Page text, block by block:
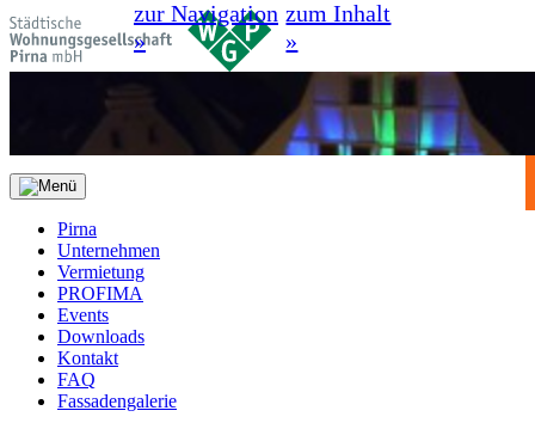
zur Navigation
»
zum Inhalt
»
Pirna
Unternehmen
Vermietung
PROFIMA
Events
Downloads
Kontakt
FAQ
Fassadengalerie